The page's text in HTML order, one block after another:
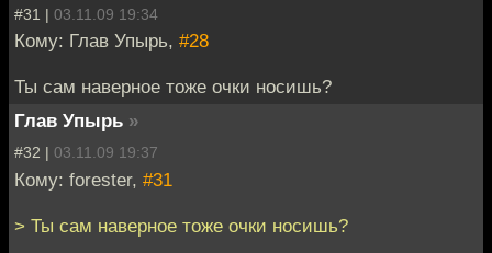
#31 | 03.11.09 19:34
Кому: Глав Упырь, #28
Ты сам наверное тоже очки носишь?
Глав Упырь »
#32 | 03.11.09 19:37
Кому: forester, #31
> Ты сам наверное тоже очки носишь?